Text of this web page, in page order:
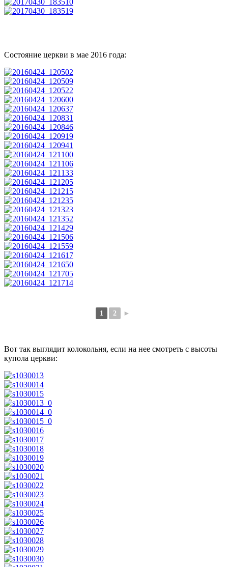
Состояние церкви в мае 2016 года:
1 2 ►
Вот так выглядит колокольня, если на нее смотреть с высоты
купола церкви: